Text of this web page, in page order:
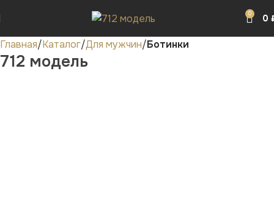
0 0
Главная Каталог Для мужчин Ботинки
712 модель